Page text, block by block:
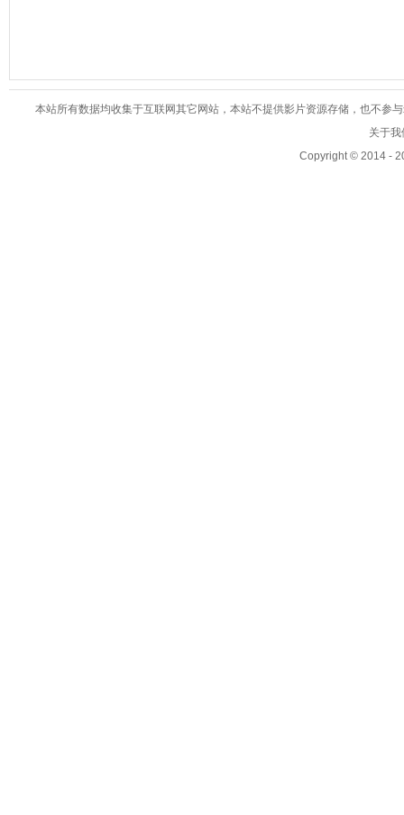
本站所有数据均收集于互联网其它网站，本站不提供影片资源存储，也不参
关于
Copyright © 2014 -